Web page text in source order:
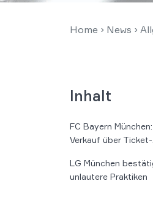
Home › News ›
Inhalt
FC Bayern
Verkauf über
LG München
unlautere Praktiken